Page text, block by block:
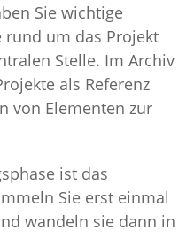
Sie wichtige
rund um das Projekt
Stelle. Im Archiv
als Referenz
von Elementen zur
ist das
Sie erst einmal
wandeln sie dann in